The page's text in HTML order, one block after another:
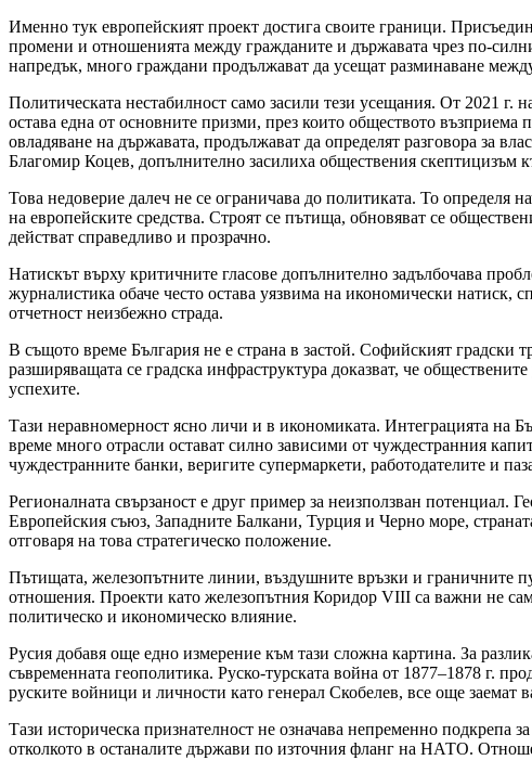
Именно тук европейският проект достига своите граници.
промени и отношенията между гражданите и държавата чрез по-
напредък, много граждани продължават да усещат разминаване
Политическата нестабилност само засили тези усещания. От 2021
остава една от основните призми, през които обществото
овладяване на държавата, продължават да определят разговора за
Благомир Коцев, допълнително засилиха обществения скептицизъм
Това недоверие далеч не се ограничава до политиката. То определя
на европейските средства. Строят се пътища, обновяват се
действат справедливо и прозрачно.
Натискът върху критичните гласове допълнително задълбочава
журналистика обаче често остава уязвима на икономически
отчетност неизбежно страда.
В същото време България не е страна в застой. Софийският градски
разширяващата се градска инфраструктура доказват, че
успехите.
Тази неравномерност ясно личи и в икономиката. Интеграцията на
време много отрасли остават силно зависими от чуждестранния
чуждестранните банки, веригите супермаркети, работодателите и
Регионалната свързаност е друг пример за неизползван потенциал.
Европейския съюз, Западните Балкани, Турция и Черно море,
отговаря на това стратегическо положение.
Пътищата, железопътните линии, въздушните връзки и граничните
отношения. Проекти като железопътния Коридор VIII са важни не
политическо и икономическо влияние.
Русия добавя още едно измерение към тази сложна картина. За
съвременната геополитика. Руско-турската война от 1877–1878 г.
руските войници и личности като генерал Скобелев, все още заемат
Тази историческа признателност не означава непременно подкрепа
отколкото в останалите държави по източния фланг на НАТО.